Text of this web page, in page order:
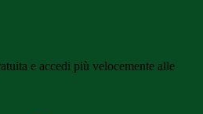
e accedi più velocemente alle